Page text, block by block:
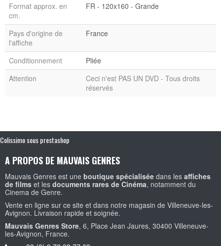
Format approx. en
cm.
FR - 120x160 - Grande
Pays d'origine de
l'affiche
France
Conditionnement
Pliée
Attention
Ceci n'est PAS UN DVD - Tous droits
réservés
Colissimo sous prestashop
A PROPOS DE MAUVAIS GENRES
Mauvais Genres est une boutique spécialisée dans les affiches
de films et les documents rares de Cinéma, notamment du
Cinema de Genre.
Vente en ligne sur ce site et dans notre magasin de Villeneuve-les-
Avignon. Livraison rapide et soignée.
Mauvais Genres Store, 6, Place Jean Jaures, 30400 Villeneuve-
les-Avignon, France.